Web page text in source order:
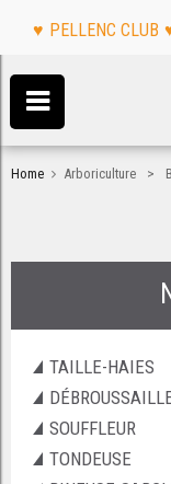
PELLENC CLUB
Home Arboriculture >
TAILLE-HAIES
SOUFFLEUR
TONDEUSE